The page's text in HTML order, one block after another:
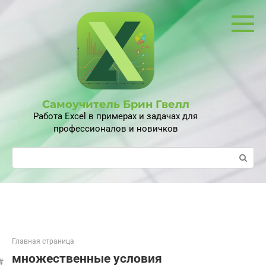
Самоучитель Брин Гвелл
Работа Excel в примерах и задачах для
профессионалов и новичков
Поиск:
Главная страница
множественные условия